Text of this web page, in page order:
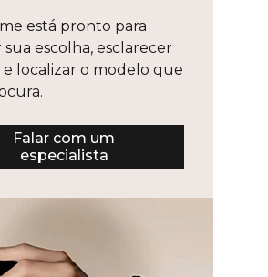
está pronto para
escolha, esclarecer
e localizar o modelo que
Falar com um
especialista